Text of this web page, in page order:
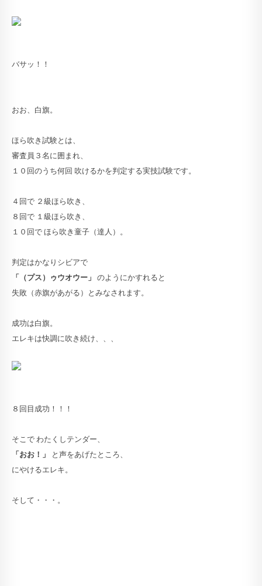
バサッ！！
おお、白旗。
ほら吹き試験とは、
審査員３名に囲まれ、
１０回のうち何回 吹けるかを判定する実技試験です。
４回で ２級ほら吹き、
８回で １級ほら吹き、
１０回で ほら吹き童子（達人）。
判定はかなりシビアで
「（プス）ゥウオウー」 のようにかすれると
失敗（赤旗があがる）とみなされます。
成功は白旗。
エレキは快調に吹き続け、、、
８回目成功！！！
そこで わたくしテンダー、
「おお！」
と声をあげたところ、
にやけるエレキ。
そして・・・。